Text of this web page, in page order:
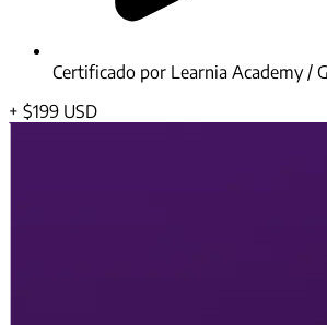
Certificado por Learnia Academy /
+ $199 USD